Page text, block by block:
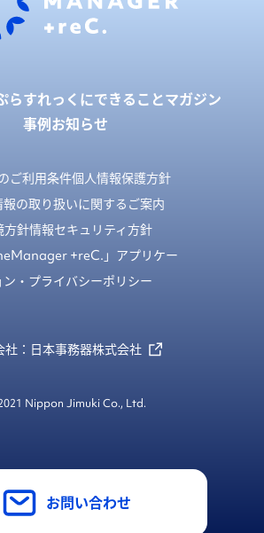
お問い合わせ
らすれっくにできることマガジン
事例お知らせ
ご利用条件個人情報保護方針
の取り扱いに関するご案内
方針情報セキュリティ方針
+reC.」アプリケー
ン・プライバシーポリシー
社：日本事務器株式会社
Nippon Jimuki Co., Ltd.